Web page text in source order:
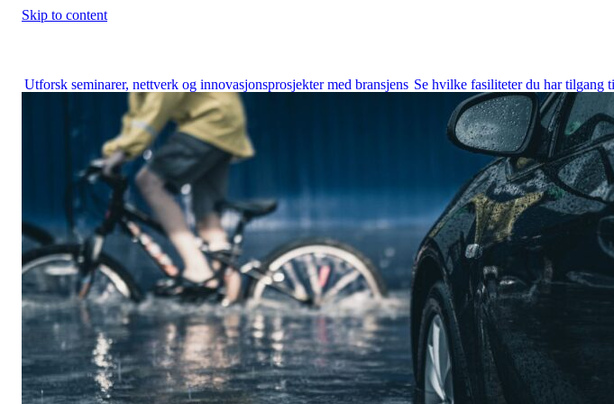
Skip to content
Utforsk seminarer, nettverk og innovasjonsprosjekter med bransjens
fremste aktører.
Se hvilke fasiliteter du har tilgang
kreative studioer og